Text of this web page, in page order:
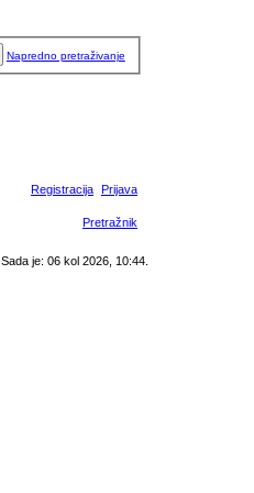
Napredno pretraživanje
Prijava
Registracija
Pretražnik
Sada je: 06 kol 2026, 10:44.